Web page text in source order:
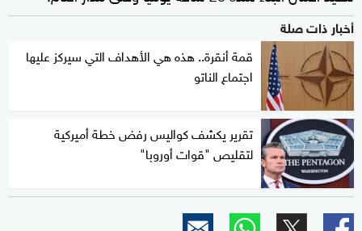
أخبار ذات صلة
قمة أنقرة.. هذه هي الأهداف التي سيركز عليها
اجتماع الناتو
تقرير يكشف كواليس رفض خطة أميركية
لتقليص "قوات أوروبا"